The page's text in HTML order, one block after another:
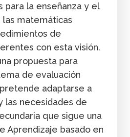
para la enseñanza y el
matemáticas
de
con esta visión.
propuesta para
de evaluación
adaptarse a
las necesidades de
que sigue una
Aprendizaje basado en